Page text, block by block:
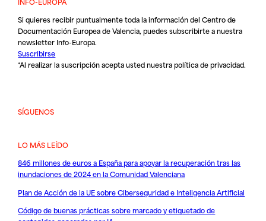
Si quieres recibir puntualmente toda la información del Centro de
Documentación Europea de Valencia, puedes subscribirte a nuestra
newsletter Info-Europa.
Suscribirse
*Al realizar la suscripción acepta usted nuestrapolítica de privacidad.
SÍGUENOS
LO MÁS LEÍDO
846 millones de euros a España para apoyar la recuperación tras las
inundaciones de 2024 en la Comunidad Valenciana
Plan de Acción de la UE sobre Ciberseguridad e Inteligencia Artificial
Código de buenas prácticas sobre marcado y etiquetado de